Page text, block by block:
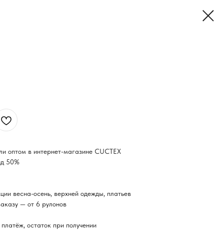
оптом в интернет-магазине CUCTEX
50%
весна-осень, верхней одежды, платьев
— от 6 рулонов
остаток при получении